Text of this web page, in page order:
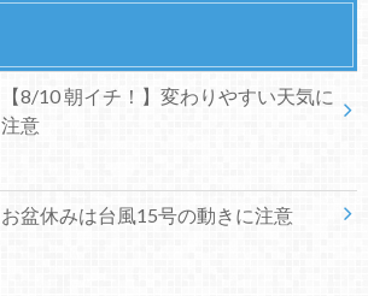
【8/10 朝イチ！】変わりやすい天気に
注意
お盆休みは台風15号の動きに注意